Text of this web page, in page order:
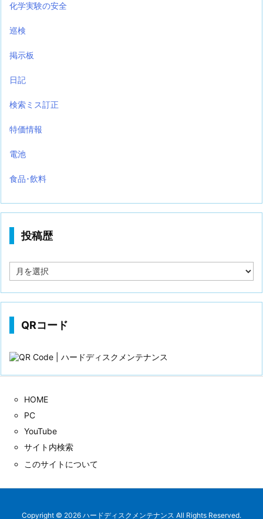
化学実験の安全
巡検
掲示板
日記
検索ミス訂正
特価情報
電池
食品･飲料
投稿歴
稿
QRコード
HOME
PC
YouTube
サイト内検索
このサイトについて
Copyright © 2026 ハードディスクメンテナンス All Rights Reserved.